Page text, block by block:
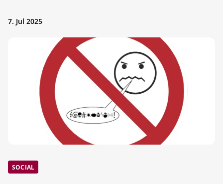
7. Jul 2025
SOCIAL